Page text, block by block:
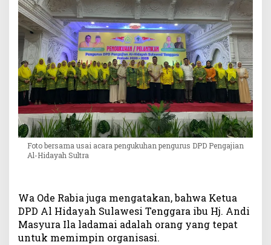
r
a
Foto bersama usai acara pengukuhan pengurus DPD Pengajian
Al-Hidayah Sultra
Wa Ode Rabia juga mengatakan, bahwa Ketua
DPD Al Hidayah Sulawesi Tenggara ibu Hj. Andi
Masyura Ila ladamai adalah orang yang tepat
untuk memimpin organisasi.